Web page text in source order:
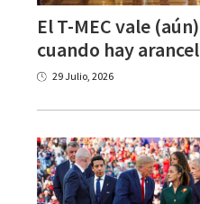
El T-MEC vale
cuando hay
29 Julio, 2026